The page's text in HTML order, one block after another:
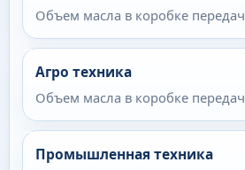
Объем масла в коробке передач
Агро техника
Объем масла в коробке передач
Промышленная техника